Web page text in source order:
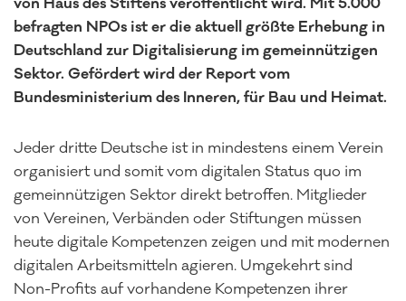
von Haus des Stiftens veröffentlicht wird. Mit 5.000
befragten NPOs ist er die aktuell größte Erhebung in
Deutschland zur Digitalisierung im gemeinnützigen
Sektor. Gefördert wird der Report vom
Bundesministerium des Inneren, für Bau und Heimat.
Jeder dritte Deutsche ist in mindestens einem Verein
organisiert und somit vom digitalen Status quo im
gemeinnützigen Sektor direkt betroffen. Mitglieder
von Vereinen, Verbänden oder Stiftungen müssen
heute digitale Kompetenzen zeigen und mit modernen
digitalen Arbeitsmitteln agieren. Umgekehrt sind
Non-Profits auf vorhandene Kompetenzen ihrer